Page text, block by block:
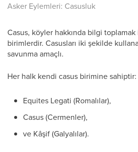
Asker Eylemleri: Casusluk
Casus, köyler hakkında bilgi
birimlerdir. Casusları iki şekilde
savunma amaçlı.
Her halk kendi casus birimine sahiptir:
Equites Legati (Romalılar),
Casus (Cermenler),
ve Kâşif (Galyalılar).